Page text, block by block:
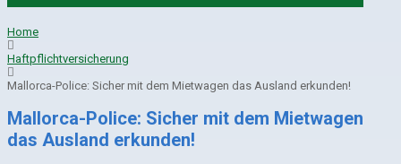
Home
Haftpflichtversicherung
Mallorca-Police: Sicher mit dem Mietwagen das Ausland erkunden!
Mallorca-Police: Sicher mit dem Mietwagen
das Ausland erkunden!